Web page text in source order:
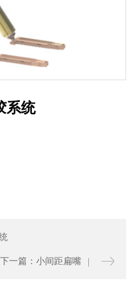
系统
下一篇：小间距扁嘴